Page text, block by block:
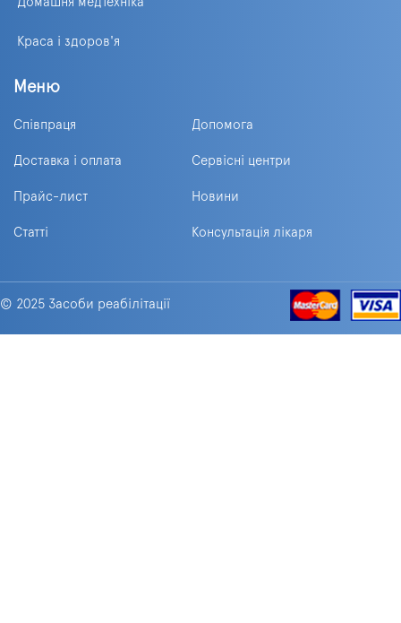
Краса і здоров'я
Меню
Співпраця Допомога
Доставка і оплата Сервісні центри
Прайс-лист Новини
Статті Консультація лікаря
© 2025 Засоби реабілітації